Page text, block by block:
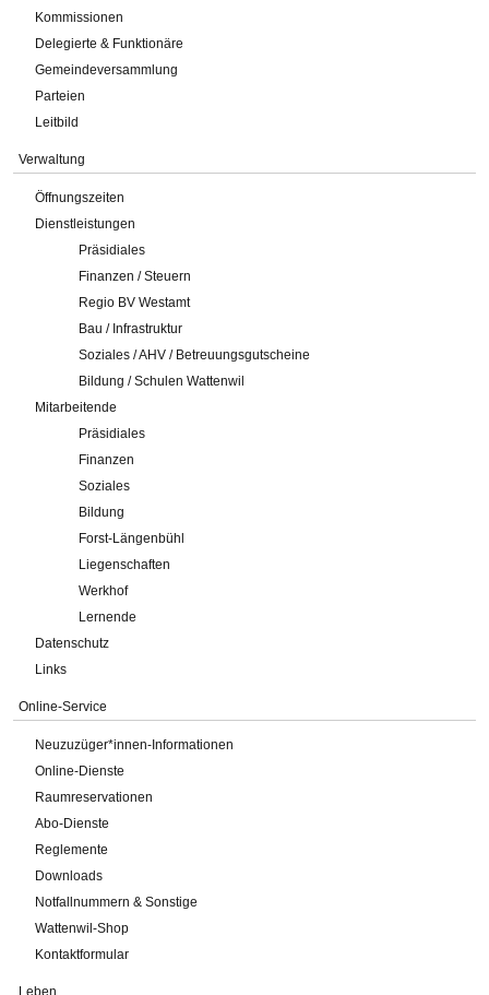
Kommissionen
Delegierte & Funktionäre
Gemeindeversammlung
Parteien
Leitbild
Verwaltung
Öffnungszeiten
Dienstleistungen
Präsidiales
Finanzen / Steuern
Regio BV Westamt
Bau / Infrastruktur
Soziales / AHV / Betreuungsgutscheine
Bildung / Schulen Wattenwil
Mitarbeitende
Präsidiales
Finanzen
Soziales
Bildung
Forst-Längenbühl
Liegenschaften
Werkhof
Lernende
Datenschutz
Links
Online-Service
Neuzuzüger*innen-Informationen
Online-Dienste
Raumreservationen
Abo-Dienste
Reglemente
Downloads
Notfallnummern & Sonstige
Wattenwil-Shop
Kontaktformular
Leben